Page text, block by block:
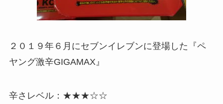
２０１９年６月にセブンイレブンに登場した『ペ
ヤング激辛GIGAMAX』
辛さレベル：★★★☆☆